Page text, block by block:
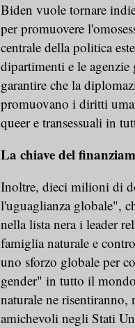
Biden vuole tornare
per promuovere
centrale della politica
dipartimenti e le agenzie
garantire che la
promuovano i diritti
queer e transessuali in
La chiave del
Inoltre, dieci milioni di
l'uguaglianza globale",
nella lista nera i leader
famiglia naturale e
uno sforzo globale per
gender" in tutto il
naturale ne
amichevoli negli Stati